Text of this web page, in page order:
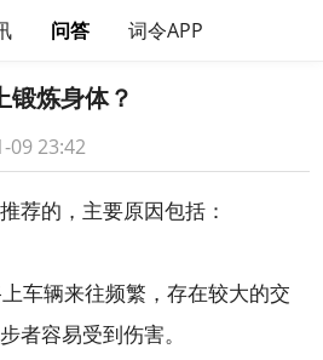
问答 词令APP
锻炼身体？
09 23:42
荐的，主要原因包括：
车辆来往频繁，存在较大的交
者容易受到伤害。